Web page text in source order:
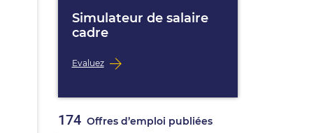
Simulateur de salaire
cadre
Evaluez
174 Offres d’emploi publiées